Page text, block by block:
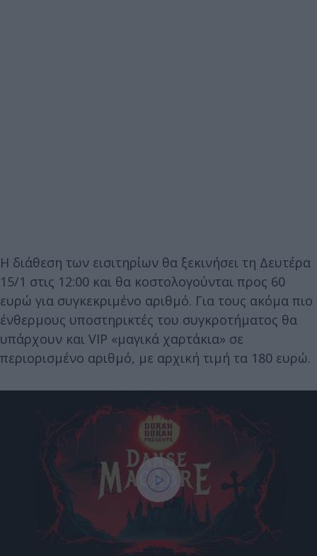
Η διάθεση των εισιτηρίων θα ξεκινήσει τη Δευτέρα
15/1 στις 12:00 και θα κοστολογούνται προς 60
ευρώ για συγκεκριμένο αριθμό. Για τους ακόμα πιο
ένθερμους υποστηρικτές του συγκροτήματος θα
υπάρχουν και VIP «μαγικά χαρτάκια» σε
περιορισμένο αριθμό, με αρχική τιμή τα 180 ευρώ.